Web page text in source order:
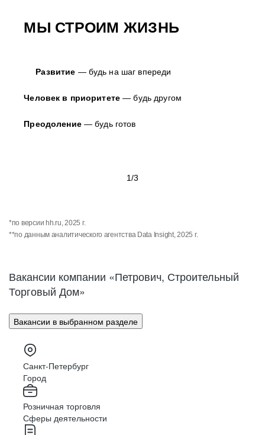
сотрудников прошли
человек получили гранты
на высшее образование
17 723
электронных курсов было пройдено
сотрудниками компании за 2025 год
МЫ СТРОИМ ЖИЗНЬ
Развитие — будь на шаг впереди
Человек в приоритете — будь другом
Преодоление— будь готов
1/3
*по версии hh.ru, 2025 г.
**по данным аналитического агентства Data Insight, 2025 г.
Любишь, когда архитектура
выстроена идеально?
У нас тут все такие.
Приходи, встроишься!
Redis
Elasticsearch
Docker
Вакансии компании «Петрович, Строительный
Торговый Дом»
Вакансии в выбранном разделе
Санкт-Петербург
Город
Розничная торговля
Сферы деятельности